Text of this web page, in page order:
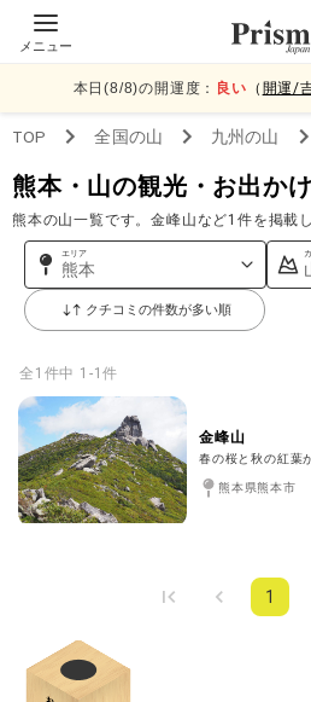
メニュー
本日(8/8)の開運度： 良い （ 開運/
TOP 全国の山 九州の山
熊本・山の観光・お出か
熊本の山一覧です。金峰山など1件を掲載
エリア
熊本
クチコミの件数が多い順
全 1 件中 1-1件
金峰山
春の桜と秋の紅葉
熊本県熊本市
1